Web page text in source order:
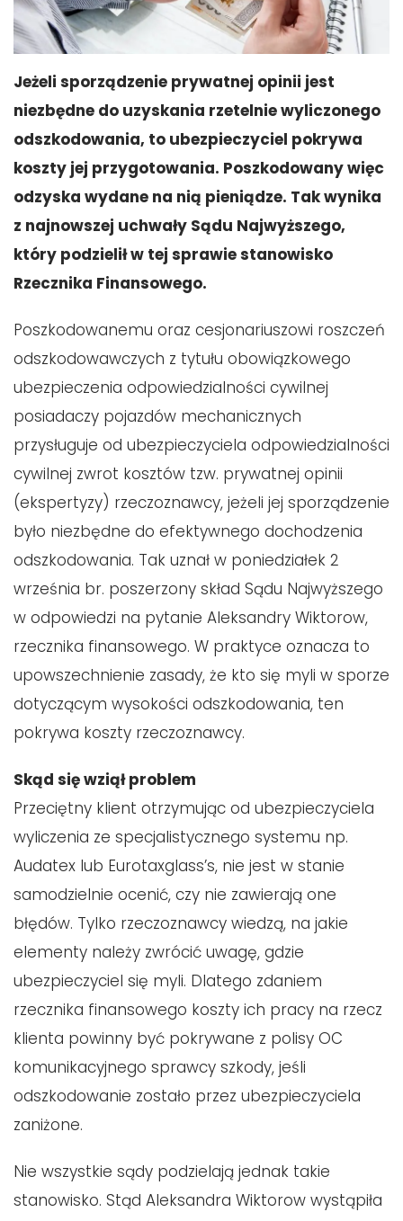
Jeżeli sporządzenie prywatnej opinii jest
niezbędne do uzyskania rzetelnie wyliczonego
odszkodowania, to ubezpieczyciel pokrywa
koszty jej przygotowania. Poszkodowany więc
odzyska wydane na nią pieniądze. Tak wynika
z najnowszej uchwały Sądu Najwyższego,
który podzielił w tej sprawie stanowisko
Rzecznika Finansowego.
Poszkodowanemu oraz cesjonariuszowi roszczeń
odszkodowawczych z tytułu obowiązkowego
ubezpieczenia odpowiedzialności cywilnej
posiadaczy pojazdów mechanicznych
przysługuje od ubezpieczyciela odpowiedzialności
cywilnej zwrot kosztów tzw. prywatnej opinii
(ekspertyzy) rzeczoznawcy, jeżeli jej sporządzenie
było niezbędne do efektywnego dochodzenia
odszkodowania. Tak uznał w poniedziałek 2
września br. poszerzony skład Sądu Najwyższego
w odpowiedzi na pytanie Aleksandry Wiktorow,
rzecznika finansowego. W praktyce oznacza to
upowszechnienie zasady, że kto się myli w sporze
dotyczącym wysokości odszkodowania, ten
pokrywa koszty rzeczoznawcy.
Skąd się wziął problem
Przeciętny klient otrzymując od ubezpieczyciela
wyliczenia ze specjalistycznego systemu np.
Audatex lub Eurotaxglass’s, nie jest w stanie
samodzielnie ocenić, czy nie zawierają one
błędów. Tylko rzeczoznawcy wiedzą, na jakie
elementy należy zwrócić uwagę, gdzie
ubezpieczyciel się myli. Dlatego zdaniem
rzecznika finansowego koszty ich pracy na rzecz
klienta powinny być pokrywane z polisy OC
komunikacyjnego sprawcy szkody, jeśli
odszkodowanie zostało przez ubezpieczyciela
zaniżone.
Nie wszystkie sądy podzielają jednak takie
stanowisko. Stąd Aleksandra Wiktorow wystąpiła